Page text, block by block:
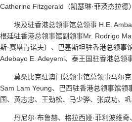
Catherine Fitzgerald（凯瑟琳·菲茨杰拉
埃及驻香港总领事馆总领事 H.E.
根廷驻香港总领事馆副领事Mr. Rodrigo
斯·赛塔肯诺夫）、巴基斯坦驻香港总领
Adebayo E. Adeyemi、泰王国驻香港总领
莫桑比克驻澳门总领事馆总领事马尔
Sam Lam Yeung、巴西驻香港总领事馆
国、黄志忠、王劲松、马少骅、张成功、
丹尼尔·布鲁赫、格拉西娅·菲利波维